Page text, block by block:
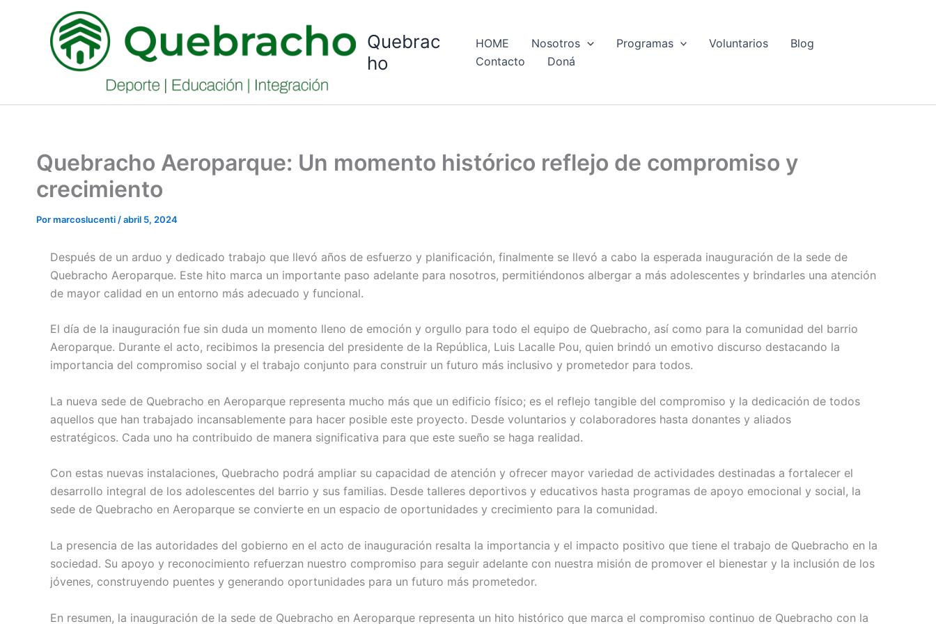
contenido
Quebrac
ho
HOME Nosotros Programas Voluntarios
Blog
Contacto
Doná
Quebracho Aeroparque: Un momento histórico reflejo de compromiso y
crecimiento
Pormarcoslucenti /abril 5, 2024
Después de un arduo y dedicado trabajo que llevó años de esfuerzo y planificación, finalmente se llevó a cabo la esperada inauguración de la sede de
Quebracho Aeroparque. Este hito marca un importante paso adelante para nosotros, permitiéndonos albergar a más adolescentes y brindarles una atención
de mayor calidad en un entorno más adecuado y funcional.
El día de la inauguración fue sin duda un momento lleno de emoción y orgullo para todo el equipo de Quebracho, así como para la comunidad del barrio
Aeroparque. Durante el acto, recibimos la presencia del presidente de la República, Luis Lacalle Pou, quien brindó un emotivo discurso destacando la
importancia del compromiso social y el trabajo conjunto para construir un futuro más inclusivo y prometedor para todos.
La nueva sede de Quebracho en Aeroparque representa mucho más que un edificio físico; es el reflejo tangible del compromiso y la dedicación de todos
aquellos que han trabajado incansablemente para hacer posible este proyecto. Desde voluntarios y colaboradores hasta donantes y aliados
estratégicos. Cada uno ha contribuido de manera significativa para que este sueño se haga realidad.
Con estas nuevas instalaciones, Quebracho podrá ampliar su capacidad de atención y ofrecer mayor variedad de actividades destinadas a fortalecer el
desarrollo integral de los adolescentes del barrio y sus familias. Desde talleres deportivos y educativos hasta programas de apoyo emocional y social, la
sede de Quebracho en Aeroparque se convierte en un espacio de oportunidades y crecimiento para la comunidad.
La presencia de las autoridades del gobierno en el acto de inauguración resalta la importancia y el impacto positivo que tiene el trabajo de Quebracho en la
sociedad. Su apoyo y reconocimiento refuerzan nuestro compromiso para seguir adelante con nuestra misión de promover el bienestar y la inclusión de los
jóvenes, construyendo puentes y generando oportunidades para un futuro más prometedor.
En resumen, la inauguración de la sede de Quebracho en Aeroparque representa un hito histórico que marca el compromiso continuo de Quebracho con la